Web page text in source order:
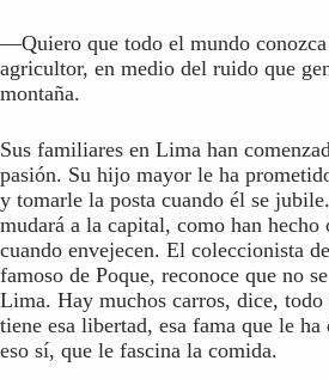
—Quiero que todo el mundo
agricultor, en medio del ruido que
montaña.
Sus familiares en Lima han
pasión. Su hijo mayor le ha
y tomarle la posta cuando él se
mudará a la capital, como han hecho
cuando envejecen. El coleccionista
famoso de Poque, reconoce que no
Lima. Hay muchos carros, dice,
tiene esa libertad, esa fama que le
eso sí, que le fascina la comida.